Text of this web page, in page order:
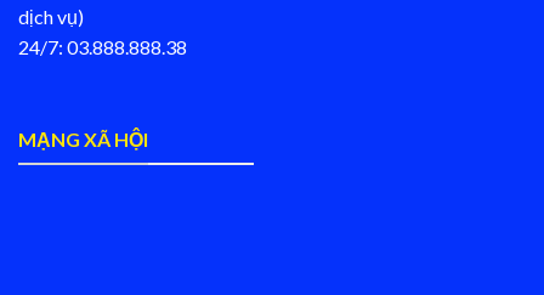
dịch vụ)
24/7: 03.888.888.38
MẠNG XÃ HỘI